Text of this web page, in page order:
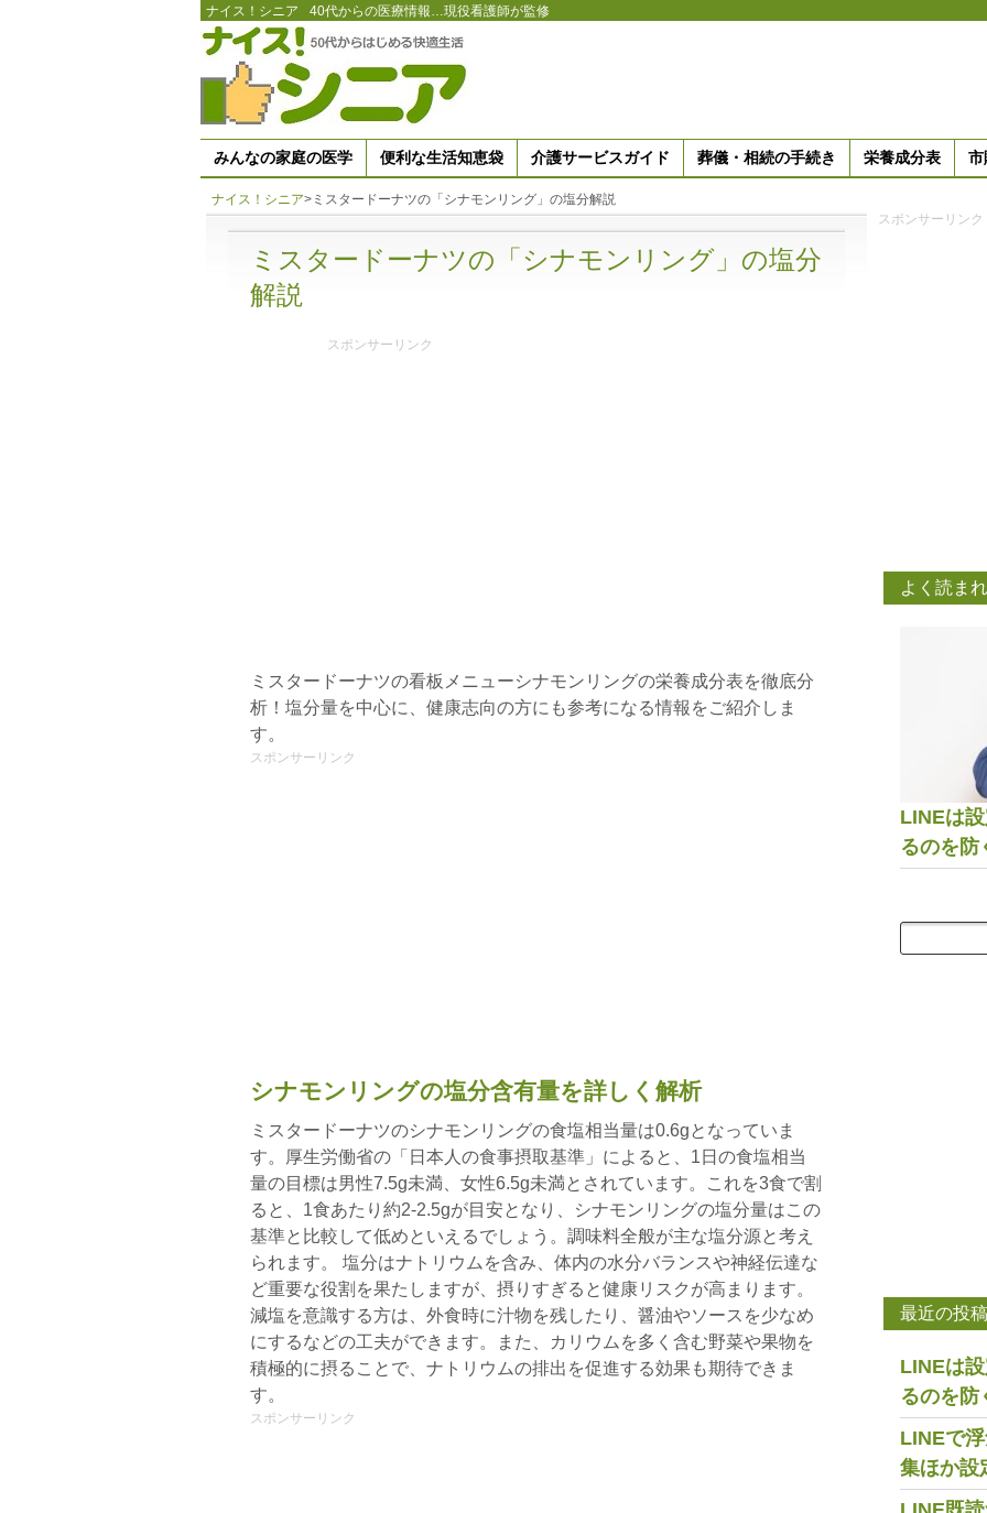
ナイス！シニア 40代からの医療情報…現役看護師が監修
みんなの家庭の医学 便利な生活知恵袋 介護サービスガイド 葬儀・相続の手続き 栄養成分表 市
ナイス！シニア> ミスタードーナツの「シナモンリング」の塩分解説
ミスタードーナツの「シナモンリング」の塩分
解説
スポンサーリンク
ミスタードーナツの看板メニューシナモンリングの栄養成分表を徹底分
析！塩分量を中心に、健康志向の方にも参考になる情報をご紹介しま
す。
スポンサーリンク
シナモンリングの塩分含有量を詳しく解析
ミスタードーナツのシナモンリングの食塩相当量は0.6gとなっていま
す。厚生労働省の「日本人の食事摂取基準」によると、1日の食塩相当
量の目標は男性7.5g未満、女性6.5g未満とされています。これを3食で割
ると、1食あたり約2-2.5gが目安となり、シナモンリングの塩分量はこの
基準と比較して低めといえるでしょう。調味料全般が主な塩分源と考え
られます。 塩分はナトリウムを含み、体内の水分バランスや神経伝達な
ど重要な役割を果たしますが、摂りすぎると健康リスクが高まります。
減塩を意識する方は、外食時に汁物を残したり、醤油やソースを少なめ
にするなどの工夫ができます。また、カリウムを多く含む野菜や果物を
積極的に摂ることで、ナトリウムの排出を促進する効果も期待できま
す。
スポンサーリンク
スポンサーリンク
よく読ま
LINEは
るのを防
最近の投稿
LINEは
るのを防
LINEで
集ほか設